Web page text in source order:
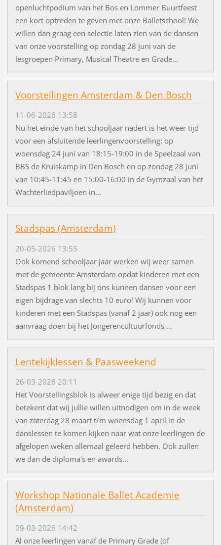
openluchtpodium van het Bos en Lommer Buurtfeest
een kort optreden te geven met onze Balletschool! We
willen dan graag een selectie laten zien van de dansen
van onze voorstelling op zondag 28 juni van de
lesgroepen Primary, Musical Theatre en Grade...
Voorstellingen Amsterdam & Den Bosch
11-06-2026 13:58
Nu het einde van het schooljaar nadert is het weer tijd
voor een afsluitende leerlingenvoorstelling: op
woensdag 24 juni van 18:15-19:00 in de Speelzaal van
BBS de Kruiskamp in Den Bosch en op zondag 28 juni
van 10:45-11:45 en 15:00-16:00 in de Gymzaal van het
Wachterliedpaviljoen in...
Stadspas (Amsterdam)
20-05-2026 13:55
Ook komend schooljaar jaar werken wij weer samen
met de gemeente Amsterdam opdat kinderen met een
Stadspas 1 blok lang bij ons kunnen dansen voor een
eigen bijdrage van slechts 10 euro! Wij kunnen voor
kinderen met een Stadspas (vanaf 2 jaar) ook nog een
aanvraag doen bij het Jongerencultuurfonds,...
Lentekijklessen & Paasweekend
26-03-2026 20:11
Het Voorstellingsblok is alweer enige tijd bezig en dat
betekent dat wij jullie willen uitnodigen om in de week
van zaterdag 28 maart t/m woensdag 1 april in de
danslessen te komen kijken naar wat onze leerlingen de
afgelopen weken allemaal geleerd hebben. Ook zullen
we dan de diploma's en awards...
Workshop Nationale Ballet Academie
(Amsterdam)
09-03-2026 14:42
Al onze leerlingen vanaf de Primary Grade (of